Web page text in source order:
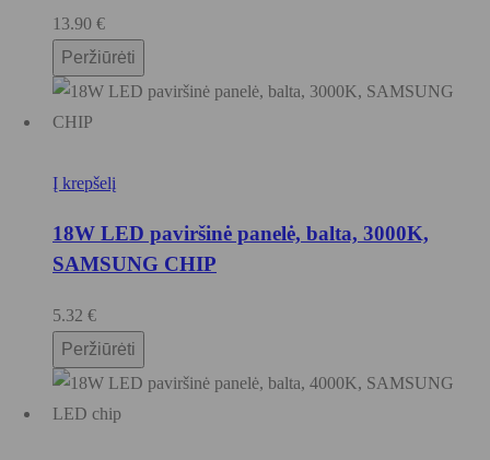
13.90 €
Peržiūrėti
Į krepšelį
18W LED paviršinė panelė, balta, 3000K,
SAMSUNG CHIP
5.32 €
Peržiūrėti